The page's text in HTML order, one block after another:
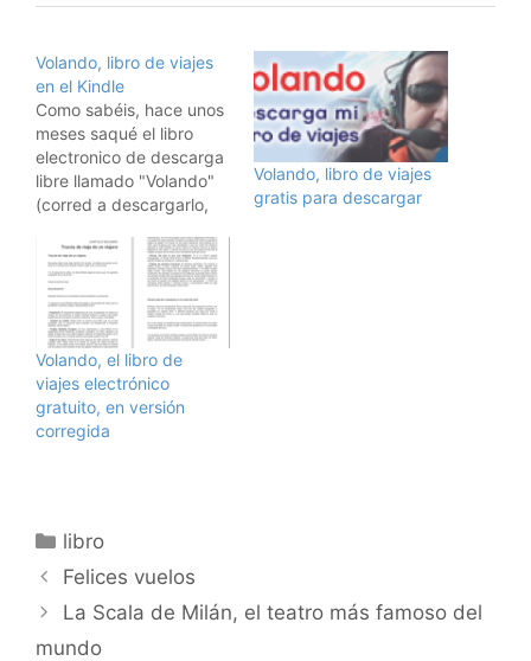
Volando, libro de viajes
en el Kindle
Como sabéis, hace unos
meses saqué el libro
electronico de descarga
libre llamado "Volando"
(corred a descargarlo,
manos). Esta es la
versión que he
publicado en la Amazon,
que podéis descargar
(pagando, por
desgracia) en vuestros
Kindles. En cualquiera de
los dos casos, paguéis…
Volando, libro de viajes
gratis para descargar
Volando, el libro de
viajes electrónico
gratuito, en versión
corregida
Categorías
libro
Felices vuelos
La Scala de Milán, el teatro más famoso del
mundo